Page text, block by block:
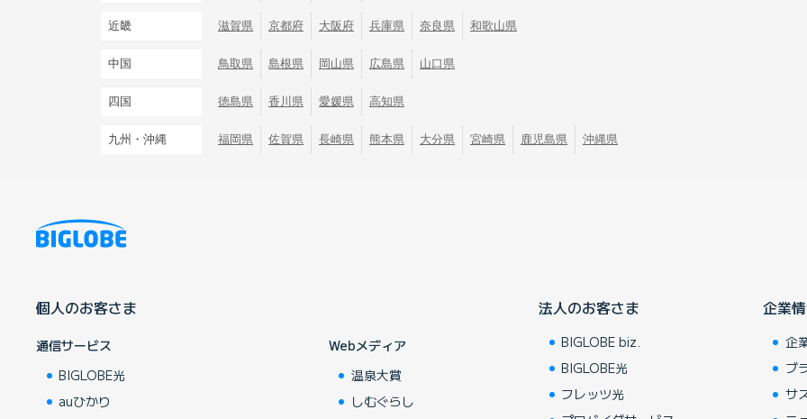
近畿 滋賀県 京都府 大阪府 兵庫県 奈良県 和歌山県
中国 鳥取県 島根県 岡山県 広島県 山口県
四国 徳島県 香川県 愛媛県 高知県
九州・沖縄 福岡県 佐賀県 長崎県 熊本県 大分県 宮崎県 鹿児島県 沖縄県
個人のお客さま
通信サービス
BIGLOBE光
auひかり
Webメディア
温泉大賞
しむぐらし
法人のお客さま
BIGLOBE biz.
BIGLOBE光
フレッツ光
企業
企
ブ
サ